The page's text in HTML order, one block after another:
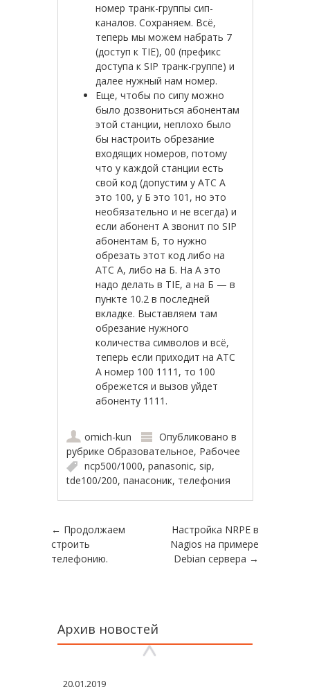
номер транк-группы сип-
каналов. Сохраняем. Всё,
теперь мы можем набрать 7
(доступ к TIE), 00 (префикс
доступа к SIP транк-группе) и
далее нужный нам номер.
Еще, чтобы по сипу можно
было дозвониться абонентам
этой станции, неплохо было
бы настроить обрезание
входящих номеров, потому
что у каждой станции есть
свой код (допустим у АТС А
это 100, у Б это 101, но это
необязательно и не всегда) и
если абонент А звонит по SIP
абонентам Б, то нужно
обрезать этот код либо на
АТС А, либо на Б. На А это
надо делать в TIE, а на Б — в
пункте 10.2 в последней
вкладке. Выставляем там
обрезание нужного
количества символов и всё,
теперь если приходит на АТС
А номер 100 1111, то 100
обрежется и вызов уйдет
абоненту 1111.
omich-kun
Опубликовано в
рубрикеОбразовательное, Рабочее
ncp500/1000,panasonic, sip,
tde100/200,панасоник, телефония
Навигация по записям
← Продолжаем
строить
телефонию.
Настройка NRPE в
Nagios на примере
Debian сервера →
Архив новостей
13.01.2014
Бесплатные книги по
20.01.2019